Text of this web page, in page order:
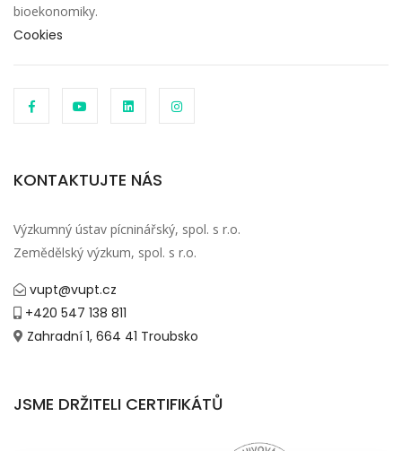
bioekonomiky.
Cookies
KONTAKTUJTE NÁS
Výzkumný ústav pícninářský, spol. s r.o.
Zemědělský výzkum, spol. s r.o.
vupt@vupt.cz
+420 547 138 811
Zahradní 1, 664 41 Troubsko
JSME DRŽITELI CERTIFIKÁTŮ